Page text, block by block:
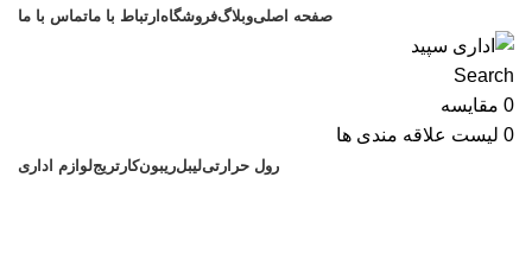
صفحه اصلیوبلاگفروشگاه ارتباط با ماتماس با ما
Search
0 مقایسه
0 لیست علاقه مندی ها
رول حرارتیلیبلریبونکارتریجلوازم اداری